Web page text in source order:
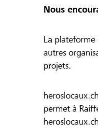
Nous
La plateforme
autres
projets.
permet à